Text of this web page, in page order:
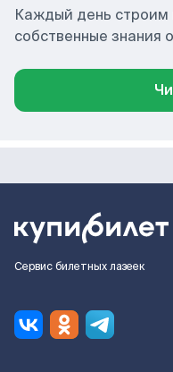
Каждый день строим
собственные знания
Сервис билетных лазеек